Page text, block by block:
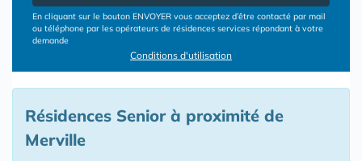
En cliquant sur le bouton ENVOYER vous acceptez d’être contacté par mail
ou téléphone par les opérateurs de résidences services répondant à votre
demande
Conditions d'utilisation
Résidences Senior à proximité de
Merville